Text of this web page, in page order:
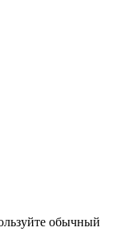
обычный